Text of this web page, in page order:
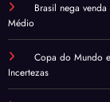
Brasil nega
Médio
Copa do Mundo
Incertezas